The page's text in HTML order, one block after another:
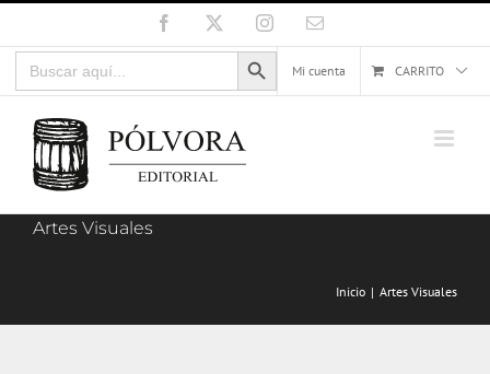
al
contenido
Facebook InstagramCorreo
Buscar:
Botón de búsqueda
Mi cuenta
CARRITO
Artes Visuales
Inicio Artes Visuales